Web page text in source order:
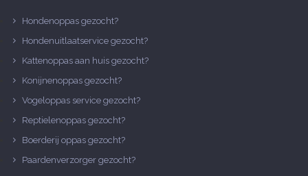
Hondenoppas gezocht?
Hondenuitlaatservice gezocht?
Kattenoppas aan huis gezocht?
Konijnenoppas gezocht?
Vogeloppas service gezocht?
Reptielenoppas gezocht?
Boerderij oppas gezocht?
Paardenverzorger gezocht?